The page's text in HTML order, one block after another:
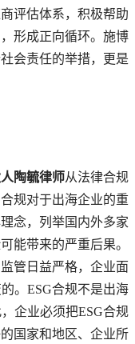
评估体系，积极帮助
形成正向循环。施博
会责任的举措，更是
陶毓律师从法律合规
规对于出海企业的重
念，列举国内外多家
能带来的严重后果。
管日益严格，企业面
。ESG合规不是出海
企业必须把ESG合规
国家和地区、企业所